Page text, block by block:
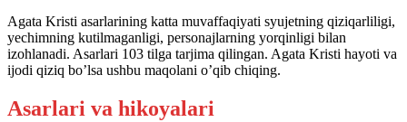
Agata Kristi asarlarining katta muvaffaqiyati syujetning qiziqarliligi,
yechimning kutilmaganligi, personajlarning yorqinligi bilan
izohlanadi. Asarlari 103 tilga tarjima qilingan. Agata Kristi hayoti va
ijodi qiziq bo’lsa ushbu maqolani o’qib chiqing.
Asarlari va hikoyalari